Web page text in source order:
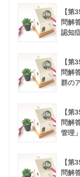
【第
問解
認知
【第
問解
群の
【第
問解
管理」
【第
問解